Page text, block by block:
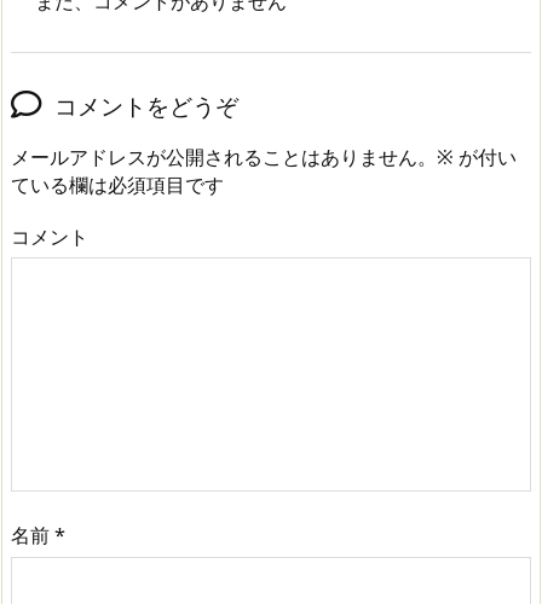
コメントをどうぞ
メールアドレスが公開されることはありません。 ※ が付い
ている欄は必須項目です
コメント
名前*